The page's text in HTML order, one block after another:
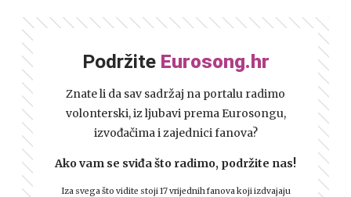
Podržite Eurosong.hr
Znate li da sav sadržaj na portalu radimo
volonterski, iz ljubavi prema Eurosongu,
izvođačima i zajednici fanova?
Ako vam se sviđa što radimo, podržite nas!
Iza svega što vidite stoji 17 vrijednih fanova koji izdvajaju